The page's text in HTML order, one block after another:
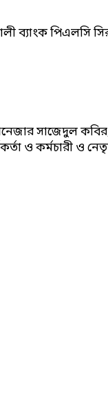
ব্যাংক পিএলসি
সাজেদুল
ও কর্মচারী ও